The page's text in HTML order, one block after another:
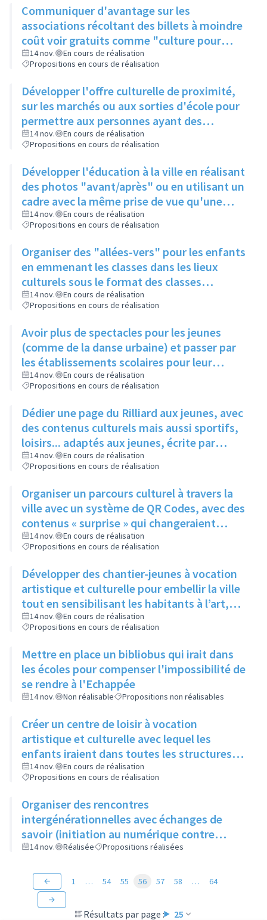
Communiquer d'avantage sur les
associations récoltant des billets à moindre
coût voir gratuits comme "culture pour
tous" et faire connaitre le PASS Culture
14 nov.
En cours de réalisation
Propositions en cours de réalisation
Développer l'offre culturelle de proximité,
sur les marchés ou aux sorties d'école pour
permettre aux personnes ayant des
problèmes de mobilité d'avoir accès à la
culture
14 nov.
En cours de réalisation
Propositions en cours de réalisation
Développer l'éducation à la ville en réalisant
des photos "avant/après" ou en utilisant un
cadre avec la même prise de vue qu'une
photo posée à proximité
14 nov.
En cours de réalisation
Propositions en cours de réalisation
Organiser des "allées-vers" pour les enfants
en emmenant les classes dans les lieux
culturels sous le format des classes
découvertes
14 nov.
En cours de réalisation
Propositions en cours de réalisation
Avoir plus de spectacles pour les jeunes
(comme de la danse urbaine) et passer par
les établissements scolaires pour leur
donner envie de s'y rendre
14 nov.
En cours de réalisation
Propositions en cours de réalisation
Dédier une page du Rilliard aux jeunes, avec
des contenus culturels mais aussi sportifs,
loisirs... adaptés aux jeunes, écrite par
quelques adolescents fréquentant l'espace
jeune
14 nov.
En cours de réalisation
Propositions en cours de réalisation
Organiser un parcours culturel à travers la
ville avec un système de QR Codes, avec des
contenus « surprise » qui changeraient
régulièrement pour éviter la lassitude
14 nov.
En cours de réalisation
Propositions en cours de réalisation
Développer des chantier-jeunes à vocation
artistique et culturelle pour embellir la ville
tout en sensibilisant les habitants à l’art,
pour aider le service culture à participer et à
promouvoir les évènements qu’il organise
14 nov.
En cours de réalisation
Propositions en cours de réalisation
Mettre en place un bibliobus qui irait dans
les écoles pour compenser l'impossibilité de
se rendre à l'Echappée
14 nov. Non réalisable Propositions non réalisables
Créer un centre de loisir à vocation
artistique et culturelle avec lequel les
enfants iraient dans toutes les structures
artistiques et culturelles de la ville pour faire
des ateliers et découvrir les différents
métiers de l'art
14 nov.
En cours de réalisation
Propositions en cours de réalisation
Organiser des rencontres
intergénérationnelles avec échanges de
savoir (initiation au numérique contre
apprentissage du tricot)
14 nov. Réalisée Propositions réalisées
Résultats par page : 25
1 … 54 55 56 57 58 … 64